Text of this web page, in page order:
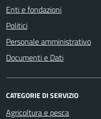
Enti e fondazioni
Politici
Personale amministrativo
Documenti e Dati
CATEGORIE DI SERVIZIO
Agricoltura e pesca